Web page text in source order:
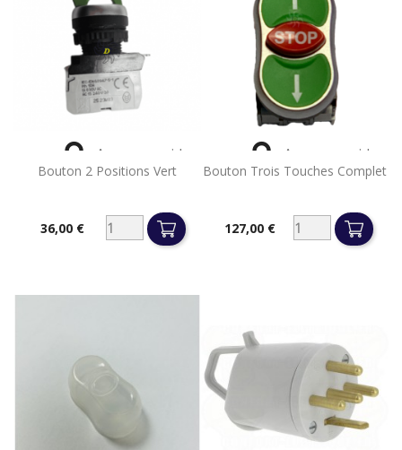
Bouton 2 Positions Vert
Prix36,00 €
 Aperçu rapide
Bouton Trois Touches Complet
Prix127,00 €
 Aperçu rapide